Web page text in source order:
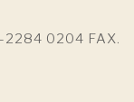
0204 FAX.